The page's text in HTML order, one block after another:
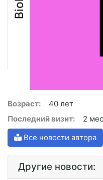
Biol
Возраст:
40 лет
Последний визит:
2
Все новости автора
Другие новости: